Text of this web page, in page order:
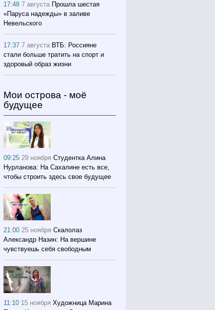
17:487 августа Прошла шестая
«Паруса надежды» в заливе
Невельского
17:377 августа ВТБ: Россияне
стали больше тратить на спорт и
здоровый образ жизни
Мои острова - моё
будущее
09:2529 ноября Студентка Алина
Нурланова: На Сахалине есть все,
чтобы строить здесь свое будущее
21:0025 ноября Скалолаз
Александр Назин: На вершине
чувствуешь себя свободным
11:10 15 ноября Художница Марина